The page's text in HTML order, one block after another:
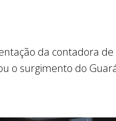
da contadora de
o surgimento do